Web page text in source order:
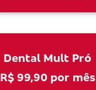
Dental Mult Pró
R$ 99,90 por mês